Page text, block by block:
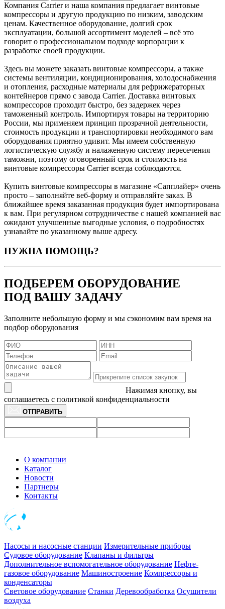
Компания Carrier и наша компания предлагает винтовые
компрессоры и другую продукцию по низким, заводским
ценам. Качественное оборудование, долгий срок
эксплуатации, большой ассортимент моделей – всё это
говорит о профессиональном подходе корпорации к
разработке своей продукции.
Здесь вы можете заказать винтовые компрессоры, а также
системы вентиляции, кондиционирования, холодоснабжения
и отопления, расходные материалы для рефрижераторных
контейнеров прямо с завода Carrier. Доставка винтовых
компрессоров проходит быстро, без задержек через
таможенный контроль. Импортируя товары на территорию
России, мы применяем принцип прозрачной деятельности,
стоимость продукции и транспортировки необходимого вам
оборудования приятно удивит. Мы имеем собственную
логистическую службу и налаженную систему пересечения
таможни, поэтому оговоренный срок и стоимость на
винтовые компрессоры Carrier всегда соблюдаются.
Купить винтовые компрессоры в магазине «Сапплайер» очень
просто – заполняйте веб-форму и отправляйте заказ. В
ближайшее время заказанная продукция будет импортирована
к вам. При регулярном сотрудничестве с нашей компанией вас
ожидают улучшенные выгодные условия, о подробностях
узнавайте по указанному выше адресу.
НУЖНА ПОМОЩЬ?
ПОДБЕРЕМ ОБОРУДОВАНИЕ
ПОД ВАШУ ЗАДАЧУ
Заполните небольшую форму и мы сэкономим вам время на
подбор оборудования
Нажимая кнопку, вы
соглашаетесь с политикой конфиденциальности
ОТПРАВИТЬ
О компании
Каталог
Новости
Партнеры
Контакты
Насосы и насосные станции Измерительные приборы
Судовое оборудование Клапаны и фильтры
Дополнительное вспомогательное оборудование Нефте-
газовое оборудование Машиностроение Компрессоры и
конденсаторы
Световое оборудование Станки Деревообработка Осушители
воздуха